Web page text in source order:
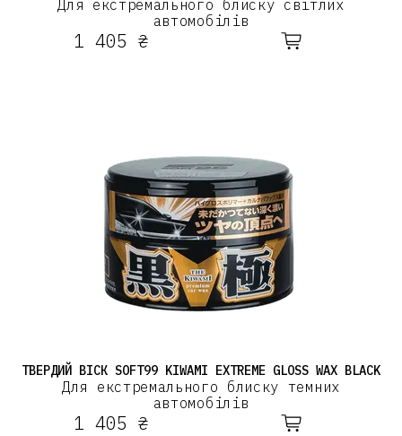
Для екстремального блиску світлих
автомобілів
1 405 ₴
ТВЕРДИЙ ВІСК SOFT99 KIWAMI EXTREME GLOSS WAX BLACK
Для екстремального блиску темних
автомобілів
1 405 ₴